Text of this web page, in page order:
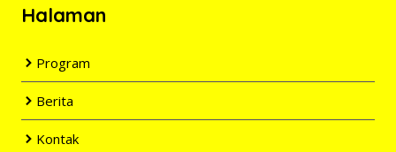
Halaman
Program
Berita
Kontak